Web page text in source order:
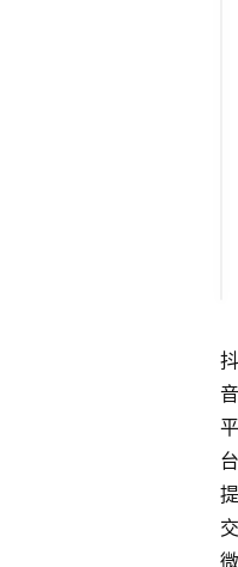
抖
音
平
台
提
交
微